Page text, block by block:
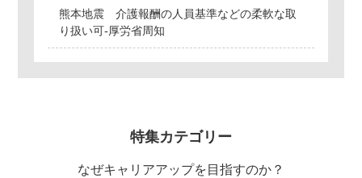
熊本地震 介護報酬の人員基準などの柔軟な取
り扱い可-厚労省周知
特集カテゴリー
なぜキャリアアップを目指すのか？